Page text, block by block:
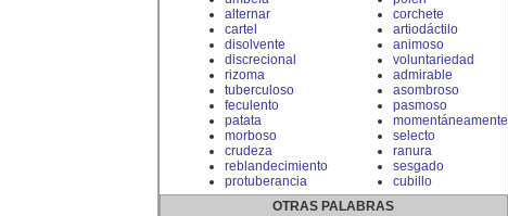
alternar
cartel
disolvente
discrecional
rizoma
tuberculoso
feculento
patata
morboso
crudeza
reblandecimiento
protuberancia
corchete
artiodáctilo
animoso
voluntariedad
admirable
asombroso
pasmoso
momentáneamente
selecto
ranura
sesgado
cubillo
OTRAS PALABRAS